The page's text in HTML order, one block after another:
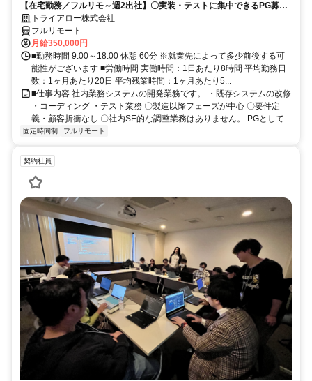
【在宅勤務／フルリモ～週2出社】〇実装・テストに集中できるPG募集
〇業務用端末貸与あり
トライアロー株式会社
フルリモート
月給350,000円
■勤務時間 9:00～18:00 休憩 60分 ※就業先によって多少前後する可
能性がございます ■労働時間 実働時間：1日あたり8時間 平均勤務日
数：1ヶ月あたり20日 平均残業時間：1ヶ月あたり5...
■仕事内容 社内業務システムの開発業務です。 ・既存システムの改修
・コーディング ・テスト業務 〇製造以降フェーズが中心 〇要件定
義・顧客折衝なし 〇社内SE的な調整業務はありません。 PGとして...
固定時間制 フルリモート
契約社員